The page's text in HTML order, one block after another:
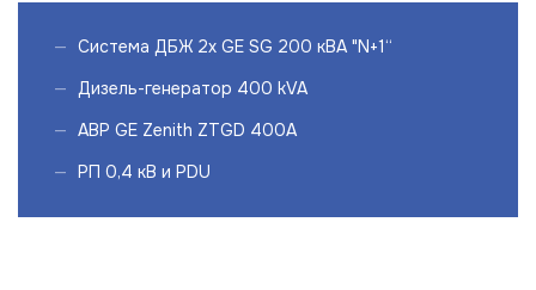
Система ДБЖ 2х GE SG 200 кВА "N+1“
Дизель-генератор 400 kVA
АВР GE Zenith ZTGD 400A
РП 0,4 кВ и PDU